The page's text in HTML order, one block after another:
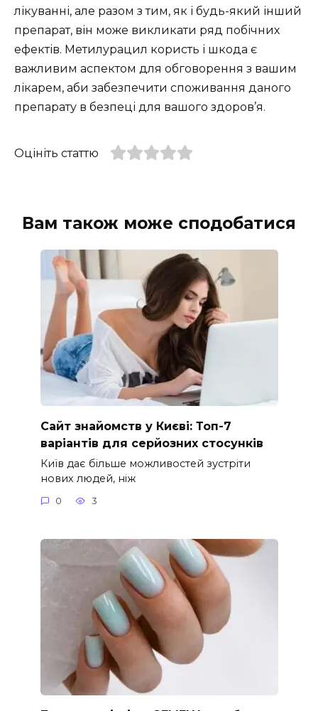
лікуванні, але разом з тим, як і будь-який інший
препарат, він може викликати ряд побічних
ефектів. Метилурацил користь і шкода є
важливим аспектом для обговорення з вашим
лікарем, аби забезпечити споживання даного
препарату в безпеці для вашого здоров’я.
Оцініть статтю
Вам також може сподобатися
Сайт знайомств у Києві: Топ-7
варіантів для серйозних стосунків
Київ дає більше можливостей зустріти
нових людей, ніж
0 3